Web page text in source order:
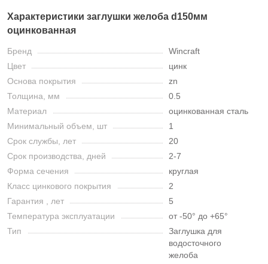
Характеристики заглушки желоба d150мм
оцинкованная
Бренд
Wincraft
Цвет
цинк
Основа покрытия
zn
Толщина, мм
0.5
Материал
оцинкованная сталь
Минимальный объем, шт
1
Срок службы, лет
20
Срок производства, дней
2-7
Форма сечения
круглая
Класс цинкового покрытия
2
Гарантия , лет
5
Температура эксплуатации
от -50° до +65°
Тип
Заглушка для
водосточного
желоба